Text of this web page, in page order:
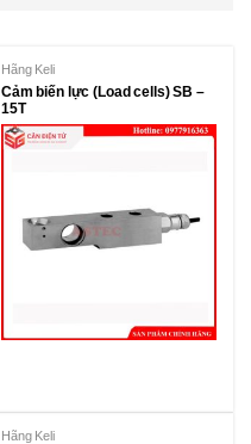
Hãng Keli
Cảm biến lực (Load cells) SB –
15T
Hãng Keli